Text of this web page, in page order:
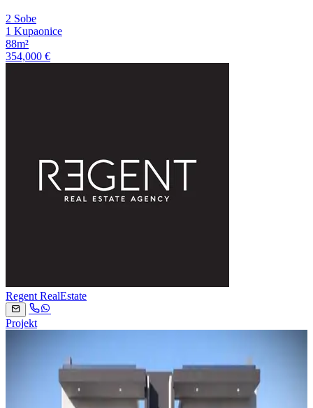
2 Sobe
1 Kupaonice
88m²
354,000 €
Regent RealEstate
Projekt